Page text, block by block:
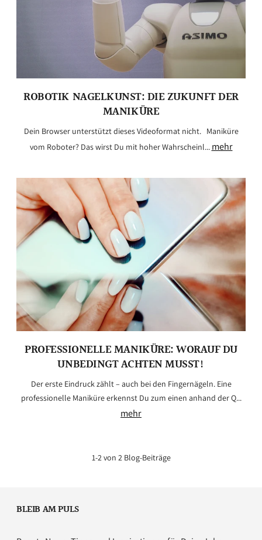
ROBOTIK NAGELKUNST: DIE ZUKUNFT DER
MANIKÜRE
Dein Browser unterstützt dieses Videoformat nicht. Maniküre
vom Roboter? Das wirst Du mit hoher Wahrscheinl... mehr
PROFESSIONELLE MANIKÜRE: WORAUF DU
UNBEDINGT ACHTEN MUSST!
Der erste Eindruck zählt – auch bei den Fingernägeln. Eine
professionelle Maniküre erkennst Du zum einen anhand der Q...
mehr
1-2 von 2 Blog-Beiträge
BLEIB AM PULS